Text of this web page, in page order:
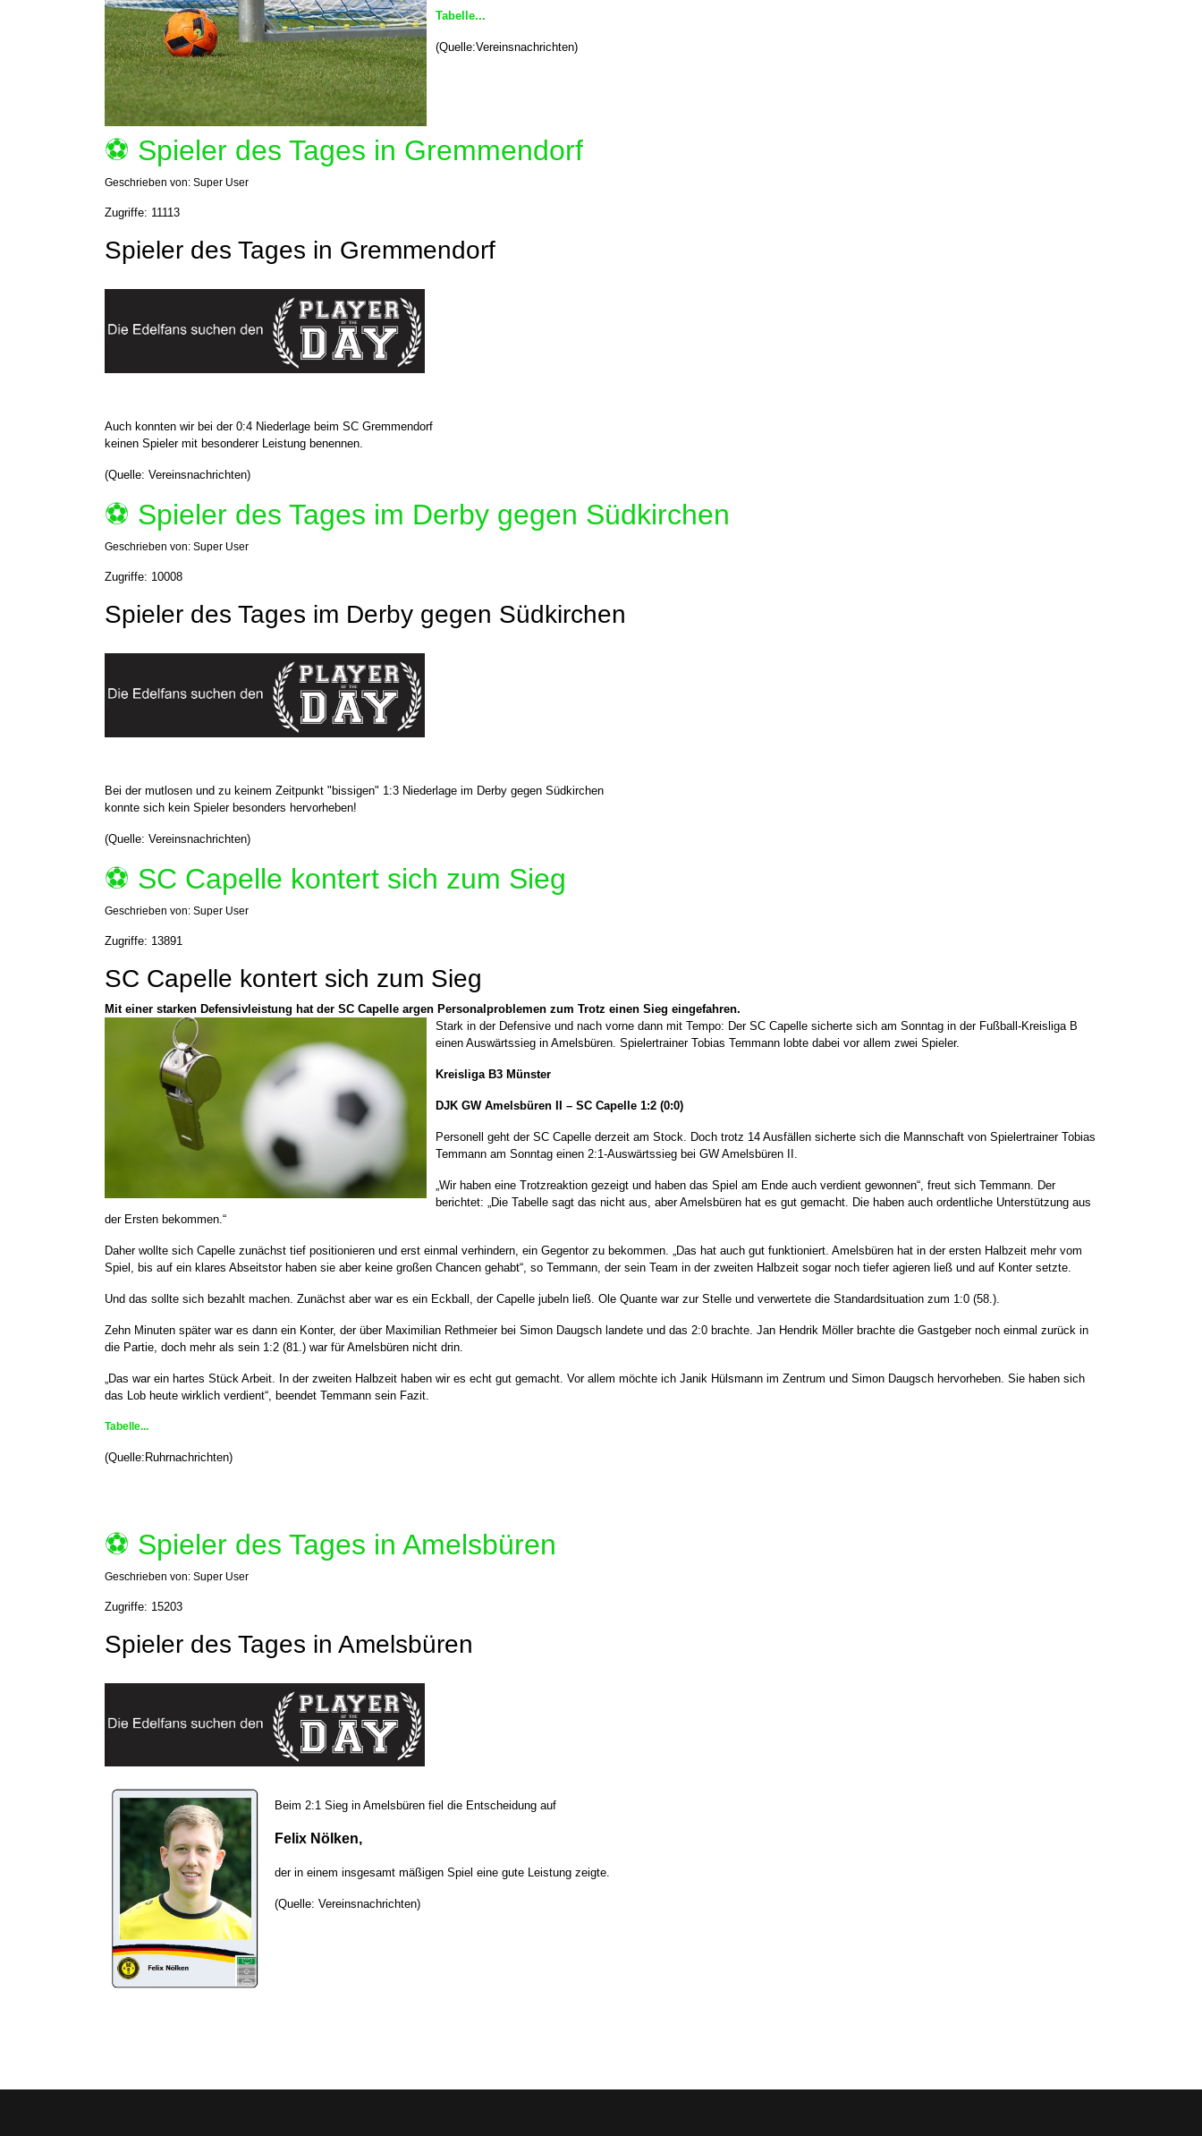
Tabelle...
(Quelle:Vereinsnachrichten)
⚽️ Spieler des Tages in Gremmendorf
Geschrieben von: Super User
Zugriffe: 11113
Spieler des Tages in Gremmendorf
Auch konnten wir bei der 0:4 Niederlage beim SC Gremmendorf
keinen Spieler mit besonderer Leistung benennen.
(Quelle: Vereinsnachrichten)
⚽️ Spieler des Tages im Derby gegen Südkirchen
Geschrieben von: Super User
Zugriffe: 10008
Spieler des Tages im Derby gegen Südkirchen
Bei der mutlosen und zu keinem Zeitpunkt "bissigen" 1:3 Niederlage im Derby gegen Südkirchen
konnte sich kein Spieler besonders hervorheben!
(Quelle: Vereinsnachrichten)
⚽️ SC Capelle kontert sich zum Sieg
Geschrieben von: Super User
Zugriffe: 13891
SC Capelle kontert sich zum Sieg
Mit einer starken Defensivleistung hat der SC Capelle argen Personalproblemen zum Trotz einen Sieg eingefahren.
Stark in der Defensive und nach vorne dann mit Tempo: Der SC Capelle sicherte sich am Sonntag in der Fußball-Kreisliga B
einen Auswärtssieg in Amelsbüren. Spielertrainer Tobias Temmann lobte dabei vor allem zwei Spieler.
Kreisliga B3 Münster
DJK GW Amelsbüren II – SC Capelle 1:2 (0:0)
Personell geht der SC Capelle derzeit am Stock. Doch trotz 14 Ausfällen sicherte sich die Mannschaft von Spielertrainer Tobias
Temmann am Sonntag einen 2:1-Auswärtssieg bei GW Amelsbüren II.
„Wir haben eine Trotzreaktion gezeigt und haben das Spiel am Ende auch verdient gewonnen“, freut sich Temmann. Der
berichtet: „Die Tabelle sagt das nicht aus, aber Amelsbüren hat es gut gemacht. Die haben auch ordentliche Unterstützung aus
der Ersten bekommen.“
Daher wollte sich Capelle zunächst tief positionieren und erst einmal verhindern, ein Gegentor zu bekommen. „Das hat auch gut funktioniert. Amelsbüren hat in der ersten Halbzeit mehr vom
Spiel, bis auf ein klares Abseitstor haben sie aber keine großen Chancen gehabt“, so Temmann, der sein Team in der zweiten Halbzeit sogar noch tiefer agieren ließ und auf Konter setzte.
Und das sollte sich bezahlt machen. Zunächst aber war es ein Eckball, der Capelle jubeln ließ. Ole Quante war zur Stelle und verwertete die Standardsituation zum 1:0 (58.).
Zehn Minuten später war es dann ein Konter, der über Maximilian Rethmeier bei Simon Daugsch landete und das 2:0 brachte. Jan Hendrik Möller brachte die Gastgeber noch einmal zurück in
die Partie, doch mehr als sein 1:2 (81.) war für Amelsbüren nicht drin.
„Das war ein hartes Stück Arbeit. In der zweiten Halbzeit haben wir es echt gut gemacht. Vor allem möchte ich Janik Hülsmann im Zentrum und Simon Daugsch hervorheben. Sie haben sich
das Lob heute wirklich verdient“, beendet Temmann sein Fazit.
Tabelle...
(Quelle:Ruhrnachrichten)
⚽️ Spieler des Tages in Amelsbüren
Geschrieben von: Super User
Zugriffe: 15203
Spieler des Tages in Amelsbüren
Beim 2:1 Sieg in Amelsbüren fiel die Entscheidung auf
Felix Nölken,
der in einem insgesamt mäßigen Spiel eine gute Leistung zeigte.
(Quelle: Vereinsnachrichten)